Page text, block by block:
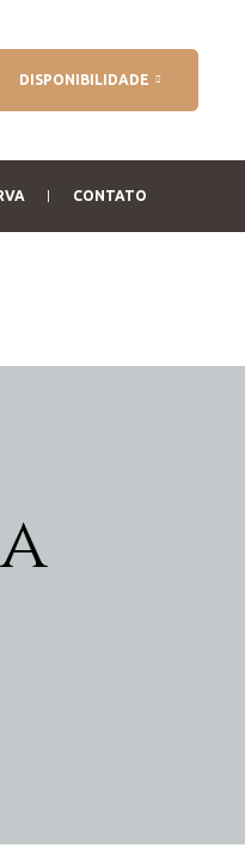
DISPONIBILIDADE
CONTATO